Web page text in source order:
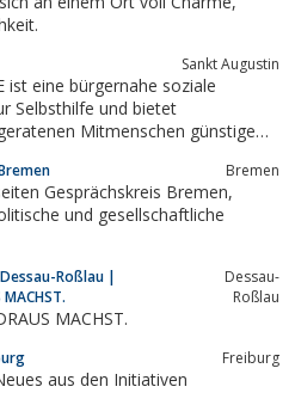
Sankt Augustin
ist eine bürgernahe soziale
Selbsthilfe und bietet
Mitmenschen günstige
Bremen
Gesprächskreis Bremen,
und gesellschaftliche
Dessau-Roßlau |
Dessau-
Roßlau
WAS DU DRAUS MACHST.
Freiburg
aus den Initiativen